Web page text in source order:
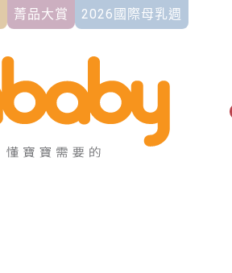
菁品大賞 2026國際母乳週